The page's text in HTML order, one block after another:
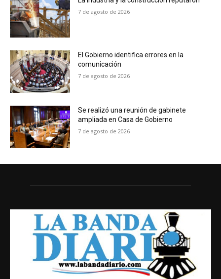
7 de agosto de 2026
El Gobierno identifica errores en la
comunicación
7 de agosto de 2026
Se realizó una reunión de gabinete
ampliada en Casa de Gobierno
7 de agosto de 2026